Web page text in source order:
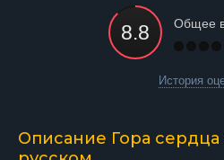
Общее
История
Описание Гора сердца